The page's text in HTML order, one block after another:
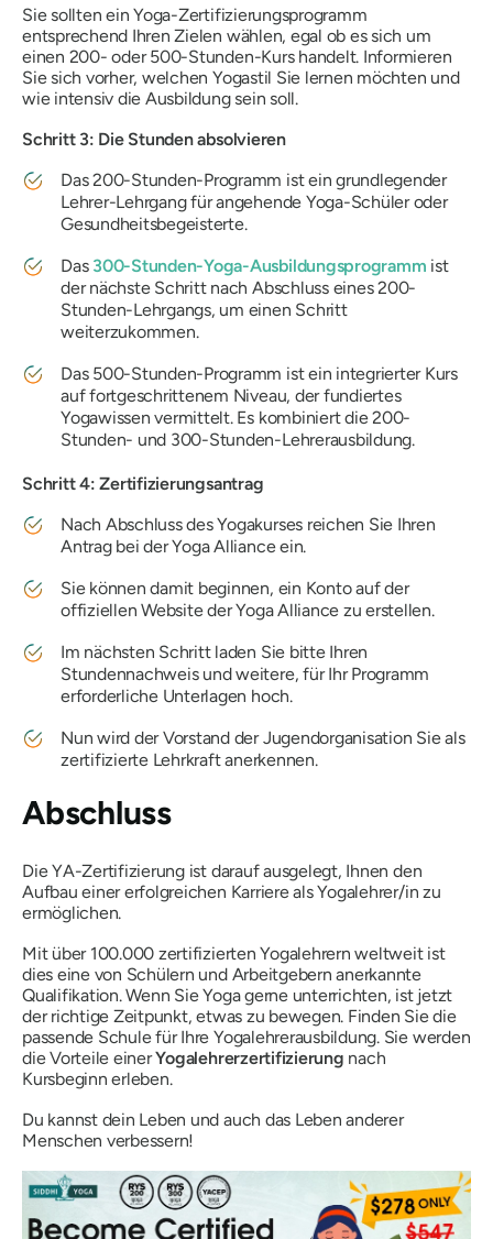
Sie sollten ein Yoga-Zertifizierungsprogramm
entsprechend Ihren Zielen wählen, egal ob es sich um
einen 200- oder 500-Stunden-Kurs handelt. Informieren
Sie sich vorher, welchen Yogastil Sie lernen möchten und
wie intensiv die Ausbildung sein soll.
Schritt 3: Die Stunden absolvieren
Das 200-Stunden-Programm ist ein grundlegender
Lehrer-Lehrgang für angehende Yoga-Schüler oder
Gesundheitsbegeisterte.
Das 300-Stunden-Yoga-Ausbildungsprogramm ist
der nächste Schritt nach Abschluss eines 200-
Stunden-Lehrgangs, um einen Schritt
weiterzukommen.
Das 500-Stunden-Programm ist ein integrierter Kurs
auf fortgeschrittenem Niveau, der fundiertes
Yogawissen vermittelt. Es kombiniert die 200-
Stunden- und 300-Stunden-Lehrerausbildung.
Schritt 4: Zertifizierungsantrag
Nach Abschluss des Yogakurses reichen Sie Ihren
Antrag bei der Yoga Alliance ein.
Sie können damit beginnen, ein Konto auf der
offiziellen Website der Yoga Alliance zu erstellen.
Im nächsten Schritt laden Sie bitte Ihren
Stundennachweis und weitere, für Ihr Programm
erforderliche Unterlagen hoch.
Nun wird der Vorstand der Jugendorganisation Sie als
zertifizierte Lehrkraft anerkennen.
Abschluss
Die YA-Zertifizierung ist darauf ausgelegt, Ihnen den
Aufbau einer erfolgreichen Karriere als Yogalehrer/in zu
ermöglichen.
Mit über 100.000 zertifizierten Yogalehrern weltweit ist
dies eine von Schülern und Arbeitgebern anerkannte
Qualifikation. Wenn Sie Yoga gerne unterrichten, ist jetzt
der richtige Zeitpunkt, etwas zu bewegen. Finden Sie die
passende Schule für Ihre Yogalehrerausbildung. Sie werden
die Vorteile einerYogalehrerzertifizierung nach
Kursbeginn erleben.
Du kannst dein Leben und auch das Leben anderer
Menschen verbessern!